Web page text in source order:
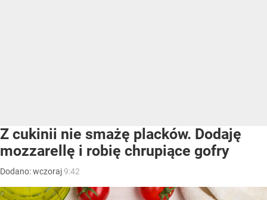
Z cukinii nie smażę placków. Dodaję
mozzarellę i robię chrupiące gofry
Dodano:wczoraj9:42